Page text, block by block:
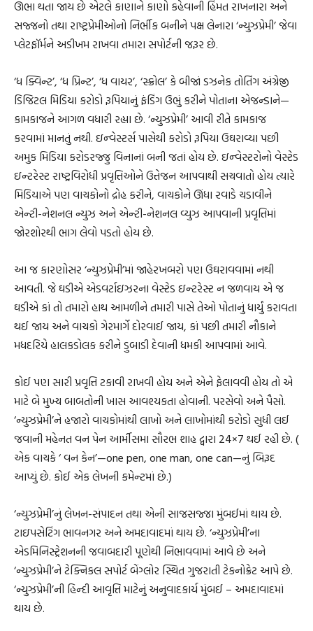
ઊભા થતા જાય છે એટલે કાણાને કાણો કહેવાની હિંમત રાખનારા અને
સજ્જનો તથા રાષ્ટ્રપ્રેમીઓનો નિર્ભીક બનીને પક્ષ લેનારા ‘ન્યુઝપ્રેમી’ જેવા
પ્લેટફૉર્મને અડીખમ રાખવા તમારા સપોર્ટની જરૂર છે.
‘ધ ક્વિન્ટ’, ‘ધ પ્રિન્ટ’, ‘ધ વાયર’, ‘સ્ક્રોલ’ કે બીજાં ડઝનેક તોતિંગ અંગ્રેજી
ડિજિટલ મિડિયા કરોડો રૂપિયાનું ફંડિંગ ઉભું કરીને પોતાના એજન્ડાને—
કામકાજને આગળ વધારી રહ્યા છે. ‘ન્યુઝપ્રેમી’ આવી રીતે કામકાજ
કરવામાં માનતું નથી. ઇન્વેસ્ટર્સ પાસેથી કરોડો રૂપિયા ઉઘરાવ્યા પછી
અમુક મિડિયા કરોડરજ્જુ વિનાનાં બની જતાં હોય છે. ઇન્વેસ્ટરોનો વેસ્ટેડ
ઇન્ટરેસ્ટ રાષ્ટ્રવિરોધી પ્રવૃત્તિઓને ઉત્તેજન આપવાથી સચવાતો હોય ત્યારે
મિડિયાએ પણ વાચકોનો દ્રોહ કરીને, વાચકોને ઊંધા રવાડે ચડાવીને
એન્ટી-નેશનલ ન્યુઝ અને એન્ટી-નેશનલ વ્યુઝ આપવાની પ્રવૃત્તિમાં
જોરશોરથી ભાગ લેવો પડતો હોય છે.
આ જ કારણોસર ‘ન્યુઝપ્રેમી’માં જાહેરખબરો પણ ઉઘરાવવામાં નથી
આવતી. જે ઘડીએ એડવર્ટાઇઝરના વેસ્ટેડ ઇન્ટરેસ્ટ ન જળવાય એ જ
ઘડીએ કાં તો તમારો હાથ આમળીને તમારી પાસે તેઓ પોતાનું ધાર્યું કરાવતા
થઈ જાય અને વાચકો ગેરમાર્ગે દોરવાઈ જાય, કાં પછી તમારી નૌકાને
મધદરિયે હાલકડોલક કરીને ડુબાડી દેવાની ધમકી આપવામાં આવે.
કોઈ પણ સારી પ્રવૃત્તિ ટકાવી રાખવી હોય અને એને ફેલાવવી હોય તો એ
માટે બે મુખ્ય બાબતોની ખાસ આવશ્યકતા હોવાની. પરસેવો અને પૈસો.
‘ન્યુઝપ્રેમી’ને હજારો વાચકોમાંથી લાખો અને લાખોમાંથી કરોડો સુધી લઈ
જવાની મહેનત વન પેન આર્મીસમા સૌરભ શાહ દ્વારા 24×7 થઈ રહી છે. (
એક વાચકે ‘ વન કેન’—one pen, one man, one can—નું બિરૂદ
આપ્યું છે. કોઈ એક લેખની કમેન્ટમાં છે.)
‘ન્યુઝપ્રેમી’નું લેખન-સંપાદન તથા એની સાજસજ્જા મુંબઈમાં થાય છે.
ટાઇપસેટિંગ ભાવનગર અને અમદાવાદમાં થાય છે. ‘ન્યુઝપ્રેમી’ના
એડમિનિસ્ટ્રેશનની જવાબદારી પૂણેથી નિભાવવામાં આવે છે અને
‘ન્યુઝપ્રેમી’ને ટેક્નિકલ સપોર્ટ બેંગ્લોર સ્થિત ગુજરાતી ટેકનોક્રેટ આપે છે.
‘ન્યુઝપ્રેમી’ની હિન્દી આવૃત્તિ માટેનું અનુવાદકાર્ય મુંબઈ – અમદાવાદમાં
થાય છે.